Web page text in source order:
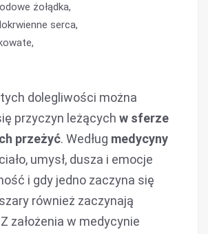
żołądka,
serca,
dolegliwości można
przyczyn leżących w sferze
przeżyć. Według medycyny
ciało, umysł, dusza i emocje
i gdy jedno zaczyna się
również zaczynają
założenia w medycynie